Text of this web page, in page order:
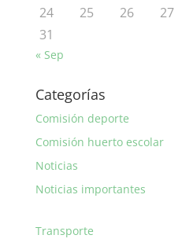
24
25 26 27
31
« Sep
Categorías
Comisión deporte
Comisión huerto escolar
Noticias
Noticias importantes
Transporte